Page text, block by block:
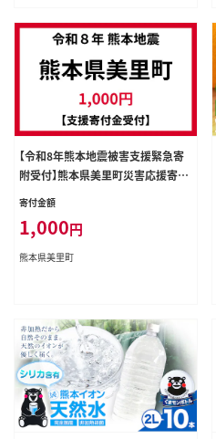
【令和8年熊本地震被害支援緊急寄
附受付】熊本県美里町災害応援寄附
金（返礼品はありません）
寄付金額
1,000円
熊本県美里町